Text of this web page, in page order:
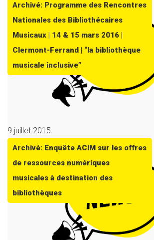
Archivé: Programme des Rencontres
Nationales des Bibliothécaires
Musicaux | 14 & 15 mars 2016 |
Clermont-Ferrand | “la bibliothèque
musicale inclusive”
9 juillet 2015
Archivé: Enquête ACIM sur les offres
de ressources numériques
musicales à destination des
bibliothèques